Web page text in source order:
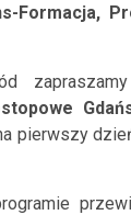
Formacja,
pierwszy